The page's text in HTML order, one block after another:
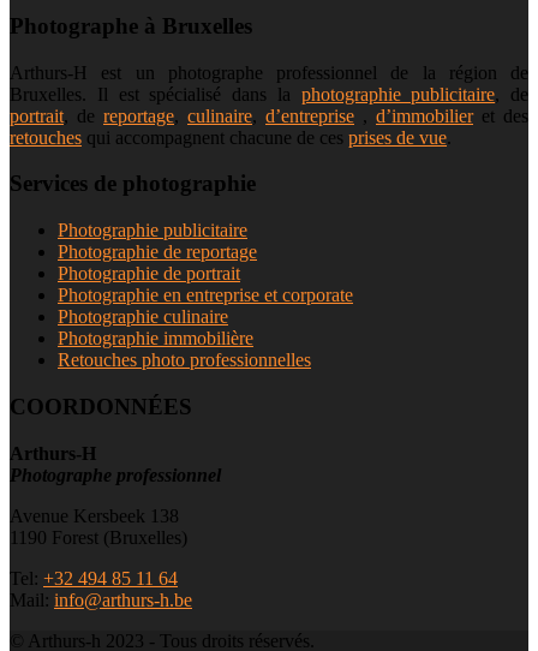
Photographe à Bruxelles
Arthurs-H est un photographe professionnel de la région de
Bruxelles. Il est spécialisé dans la photographie publicitaire, de
portrait, de reportage, culinaire, d’entreprise , d’immobilieret des
retouches qui accompagnent chacune de ces prises de vue.
Services de photographie
Photographie publicitaire
Photographie de reportage
Photographie de portrait
Photographie en entreprise et corporate
Photographie culinaire
Photographie immobilière
Retouches photo professionnelles
COORDONNÉES
Arthurs-H
Photographe professionnel
Avenue Kersbeek 138
1190 Forest (Bruxelles)
Tel: +32 494 85 11 64
Mail: info@arthurs-h.be
© Arthurs-h 2023 - Tous droits réservés.